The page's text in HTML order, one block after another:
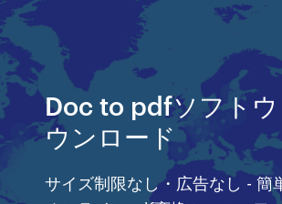
Doc to pdfソフト
ウンロード
サイズ制限なし・広告なし - 簡